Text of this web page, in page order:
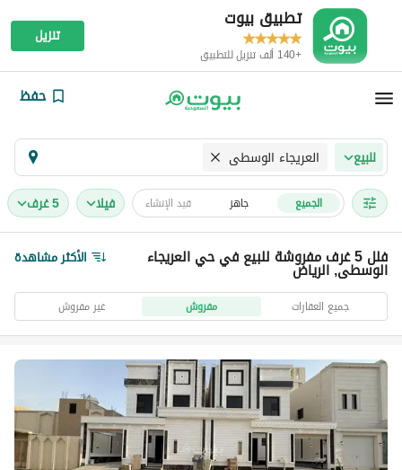
تطبيق بيوت
+140 ألف تنزيل للتطبيق
تنزيل
حفظ
للبيع العريجاء الوسطى
الجميع جاهز قيد الإنشاء فیلا 5 غرف
فلل 5 غرف مفروشة للبيع في حي العريجاء
الوسطى, الرياض الأكثر مشاهدة
جميع العقارات مفروش غير مفروش